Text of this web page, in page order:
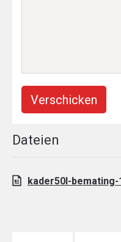
Verschicken
Dateien
kader50l-bemating-